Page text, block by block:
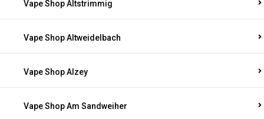
Vape Shop Altstrimmig
Vape Shop Altweidelbach
Vape Shop Alzey
Vape Shop Am Sandweiher